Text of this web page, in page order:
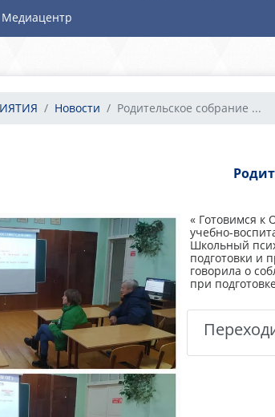
Медиацентр
Новости Родительское собрание ...
« Готовимся к
учебно-
Школьный
подготовки и
говорила о
при